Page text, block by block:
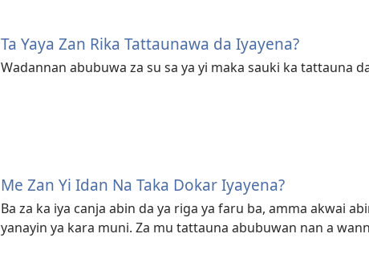
Ta Yaya Zan Rika Tattaunawa da Iyayena?
Wadannan abubuwa za su sa ya yi maka sauki ka tattauna
Me Zan Yi Idan Na Taka Dokar Iyayena?
Ba za ka iya canja abin da ya riga ya faru ba, amma akwai
yanayin ya kara muni. Za mu tattauna abubuwan nan a